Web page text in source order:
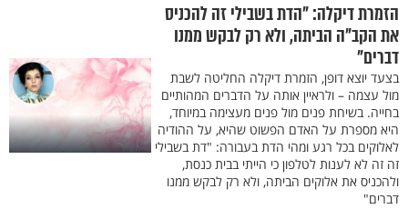
הזמרת דיקלה: "הדת בשבילי זה להכניס
את הקב"ה הביתה, ולא רק לבקש ממנו
דברים"
בצעד יוצא דופן, הזמרת דיקלה החליטה לשבת
מול עצמה – ולראיין אותה על הדברים המהותיים
בחייה. בשיחת פנים מול פנים מעצימה במיוחד,
היא מספרת על האדם הפשוט שהיא, על ההודיה
לאלוקים בכל רגע ומהי הדת בעבורה: "דת בשבילי
זה זה לא לענות לטלפון כי הייתי בבית כנסת,
ולהכניס את אלוקים הביתה, ולא רק לבקש ממנו
דברים"